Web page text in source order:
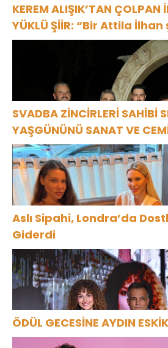
KEREM ALIŞIK’TAN ÇOLPAN
YÜKLÜ ŞİİR: “Bir Attila
çıkmıştı sanki”
SVADBA ZİNCİRLERİ SAHİBİ
YAŞGÜNÜNÜ SANAT VE
ÜNLÜ İSİMLERİYLE KUTLADI!
Aslı Sipahi, Londra’da
Giderdi
ÖDÜL GECESİNE AYDIN